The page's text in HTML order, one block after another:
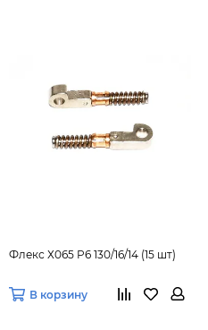
Флекс Х065 P6 130/16/14 (15 шт)
В корзину